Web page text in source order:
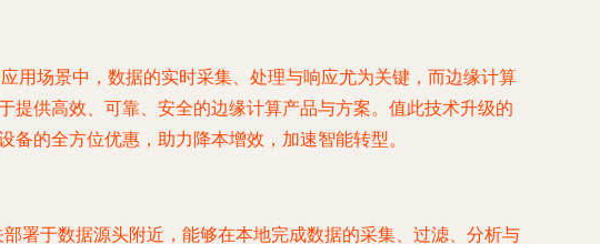
用场景中，数据的实时采集、处理与响应尤为关键，而边缘计算
提供高效、可靠、安全的边缘计算产品与方案。值此技术升级的
的全方位优惠，助力降本增效，加速智能转型。
署于数据源头附近，能够在本地完成数据的采集、过滤、分析与